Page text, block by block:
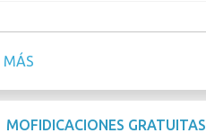
MÁS
MOFIDICACIONES GRATUITAS